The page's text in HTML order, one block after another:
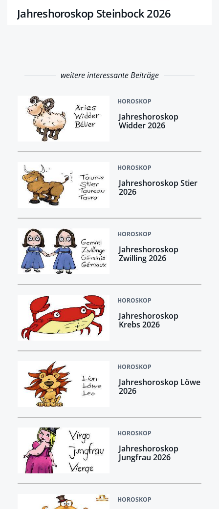
Jahreshoroskop Steinbock 2026
weitere interessante Beiträge
HOROSKOP
Jahreshoroskop
Widder 2026
HOROSKOP
Jahreshoroskop Stier
2026
HOROSKOP
Jahreshoroskop
Zwilling 2026
HOROSKOP
Jahreshoroskop
Krebs 2026
HOROSKOP
Jahreshoroskop Löwe
2026
HOROSKOP
Jahreshoroskop
Jungfrau 2026
HOROSKOP